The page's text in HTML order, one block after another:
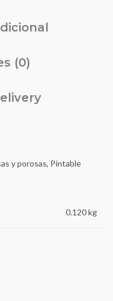
(0)
y porosas, Pintable
0.120 kg